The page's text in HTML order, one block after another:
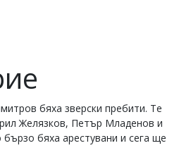
бяха зверски пребити. Те
Желязков, Петър Младенов и
бяха арестувани и сега ще